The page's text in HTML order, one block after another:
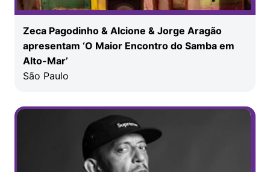
Zeca Pagodinho & Alcione & Jorge Aragão
apresentam ‘O Maior Encontro do Samba em
Alto-Mar’
São Paulo